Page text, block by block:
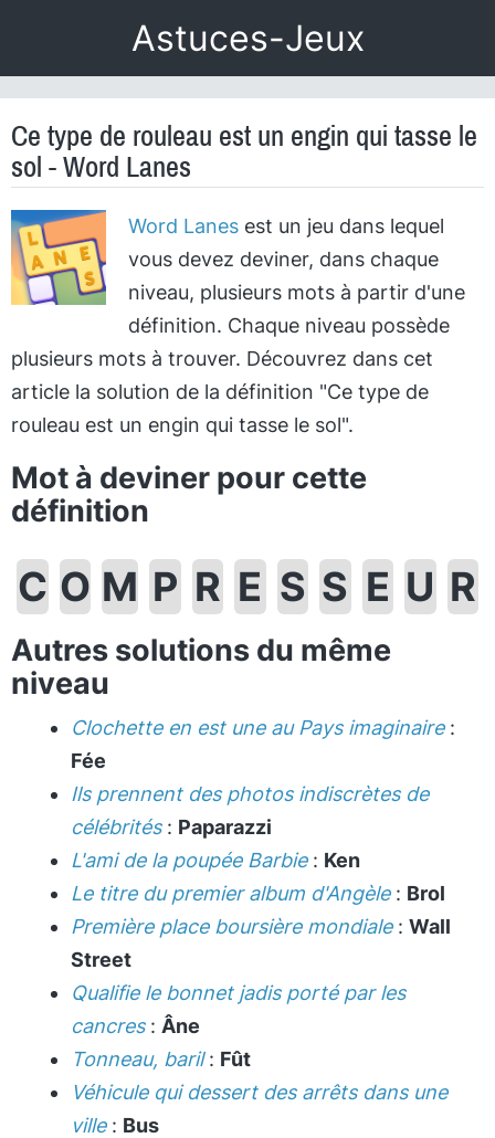
Astuces-Jeux
Ce type de rouleau est un engin qui tasse le
sol - Word Lanes
Word Lanesest un jeu dans lequel
vous devez deviner, dans chaque
niveau, plusieurs mots à partir d'une
définition. Chaque niveau possède
plusieurs mots à trouver. Découvrez dans cet
article la solution de la définition "Ce type de
rouleau est un engin qui tasse le sol".
Mot à deviner pour cette
définition
C O M P R E S S E U R
Autres solutions du même
niveau
Clochette en est une au Pays imaginaire:
Fée
Ils prennent des photos indiscrètes de
célébrités: Paparazzi
L'ami de la poupée Barbie: Ken
Le titre du premier album d'Angèle: Brol
Première place boursière mondiale: Wall
Street
Qualifie le bonnet jadis porté par les
cancres: Âne
Tonneau, baril: Fût
Véhicule qui dessert des arrêts dans une
ville: Bus